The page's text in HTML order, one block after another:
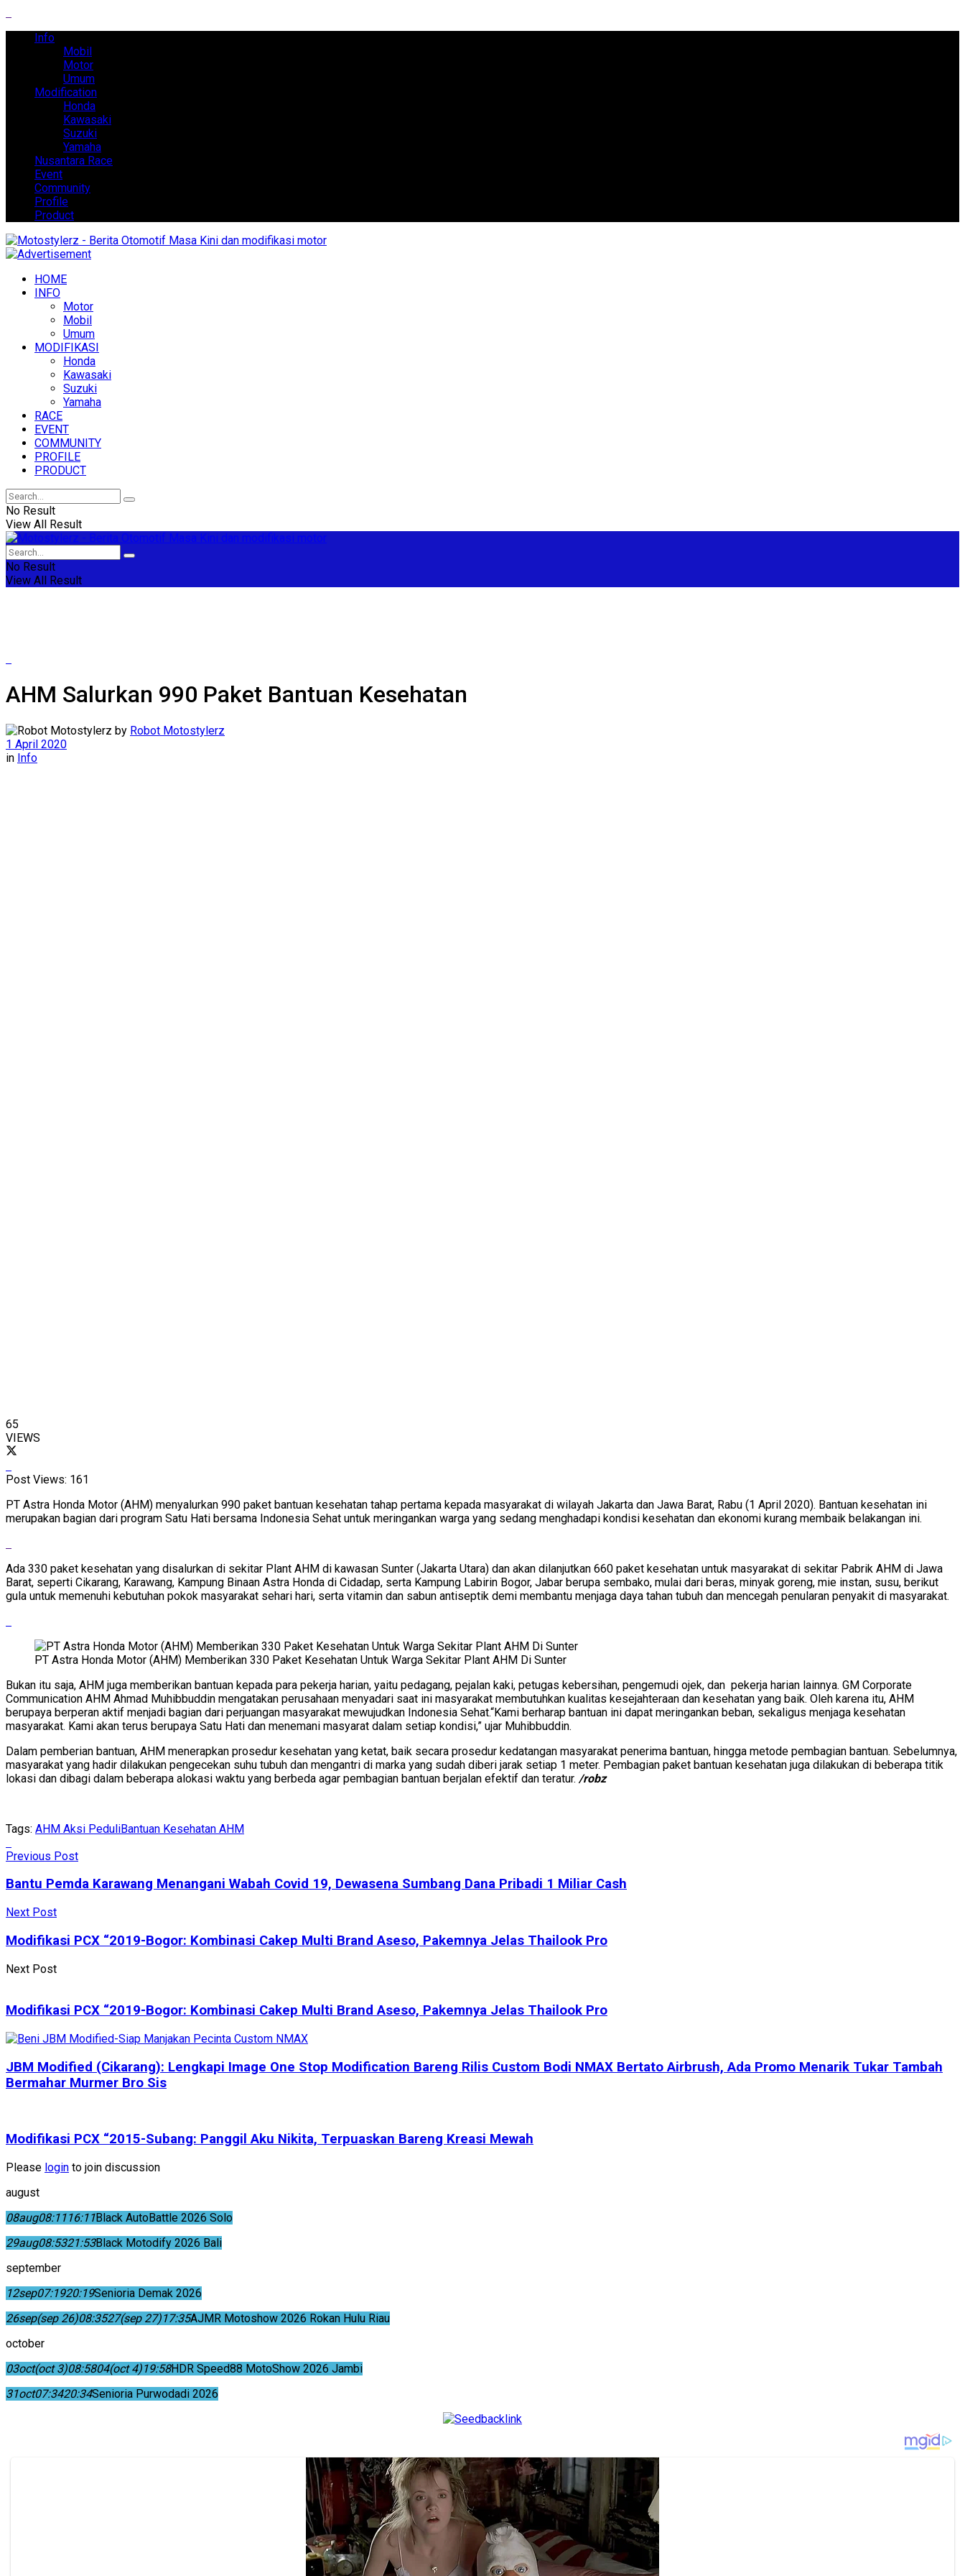
Info
Mobil
Motor
Umum
Modification
Honda
Kawasaki
Suzuki
Yamaha
Nusantara Race
Event
Community
Profile
Product
HOME
INFO
Motor
Mobil
Umum
MODIFIKASI
Honda
Kawasaki
Suzuki
Yamaha
RACE
EVENT
COMMUNITY
PROFILE
PRODUCT
No Result
View All Result
No Result
View All Result
AHM Salurkan 990 Paket Bantuan Kesehatan
by Robot Motostylerz
1 April 2020
in Info
65
VIEWS
Post Views: 161
PT Astra Honda Motor (AHM) menyalurkan 990 paket bantuan kesehatan tahap pertama kepada masyarakat di wilayah Jakarta dan Jawa Barat, Rabu (1 April 2020). Bantuan kesehatan ini
merupakan bagian dari program Satu Hati bersama Indonesia Sehat untuk meringankan warga yang sedang menghadapi kondisi kesehatan dan ekonomi kurang membaik belakangan ini.
Ada 330 paket kesehatan yang disalurkan di sekitar Plant AHM di kawasan Sunter (Jakarta Utara) dan akan dilanjutkan 660 paket kesehatan untuk masyarakat di sekitar Pabrik AHM di Jawa
Barat, seperti Cikarang, Karawang, Kampung Binaan Astra Honda di Cidadap, serta Kampung Labirin Bogor, Jabar berupa sembako, mulai dari beras, minyak goreng, mie instan, susu, berikut
gula untuk memenuhi kebutuhan pokok masyarakat sehari hari, serta vitamin dan sabun antiseptik demi membantu menjaga daya tahan tubuh dan mencegah penularan penyakit di masyarakat.
PT Astra Honda Motor (AHM) Memberikan 330 Paket Kesehatan Untuk Warga Sekitar Plant AHM Di Sunter
Bukan itu saja, AHM juga memberikan bantuan kepada para pekerja harian, yaitu pedagang, pejalan kaki, petugas kebersihan, pengemudi ojek, dan pekerja harian lainnya. GM Corporate
Communication AHM Ahmad Muhibbuddin mengatakan perusahaan menyadari saat ini masyarakat membutuhkan kualitas kesejahteraan dan kesehatan yang baik. Oleh karena itu, AHM
berupaya berperan aktif menjadi bagian dari perjuangan masyarakat mewujudkan Indonesia Sehat.“Kami berharap bantuan ini dapat meringankan beban, sekaligus menjaga kesehatan
masyarakat. Kami akan terus berupaya Satu Hati dan menemani masyarat dalam setiap kondisi,” ujar Muhibbuddin.
Dalam pemberian bantuan, AHM menerapkan prosedur kesehatan yang ketat, baik secara prosedur kedatangan masyarakat penerima bantuan, hingga metode pembagian bantuan. Sebelumnya,
masyarakat yang hadir dilakukan pengecekan suhu tubuh dan mengantri di marka yang sudah diberi jarak setiap 1 meter. Pembagian paket bantuan kesehatan juga dilakukan di beberapa titik
lokasi dan dibagi dalam beberapa alokasi waktu yang berbeda agar pembagian bantuan berjalan efektif dan teratur. /robz
Tags: AHM Aksi PeduliBantuan Kesehatan AHM
Previous Post
Bantu Pemda Karawang Menangani Wabah Covid 19, Dewasena Sumbang Dana Pribadi 1 Miliar Cash
Next Post
Modifikasi PCX “2019-Bogor: Kombinasi Cakep Multi Brand Aseso, Pakemnya Jelas Thailook Pro
Next Post
Modifikasi PCX “2019-Bogor: Kombinasi Cakep Multi Brand Aseso, Pakemnya Jelas Thailook Pro
JBM Modified (Cikarang): Lengkapi Image One Stop Modification Bareng Rilis Custom Bodi NMAX Bertato Airbrush, Ada Promo Menarik Tukar Tambah
Bermahar Murmer Bro Sis
Modifikasi PCX “2015-Subang: Panggil Aku Nikita, Terpuaskan Bareng Kreasi Mewah
Please login to join discussion
august
08aug08:1116:11Black AutoBattle 2026 Solo
29aug08:5321:53Black Motodify 2026 Bali
september
12sep07:1920:19Senioria Demak 2026
26sep(sep 26)08:3527(sep 27)17:35AJMR Motoshow 2026 Rokan Hulu Riau
october
03oct(oct 3)08:5804(oct 4)19:58HDR Speed88 MotoShow 2026 Jambi
31oct07:3420:34Senioria Purwodadi 2026